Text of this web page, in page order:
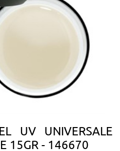
UV UNIVERSALE
15GR - 146670